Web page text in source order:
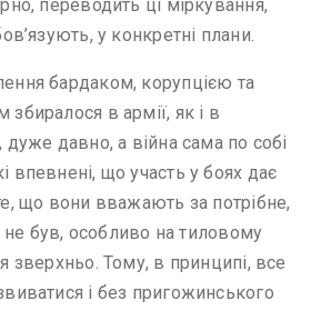
переводить ці міркування,
у конкретні плани.
бардаком, корупцією та
збиралося в армії, як і в
дуже давно, а війна сама по собі
впевнені, що участь у боях дає
що вони вважають за потрібне,
не був, особливо на тиловому
зверхньо. Тому, в принципі, все
і без пригожинського